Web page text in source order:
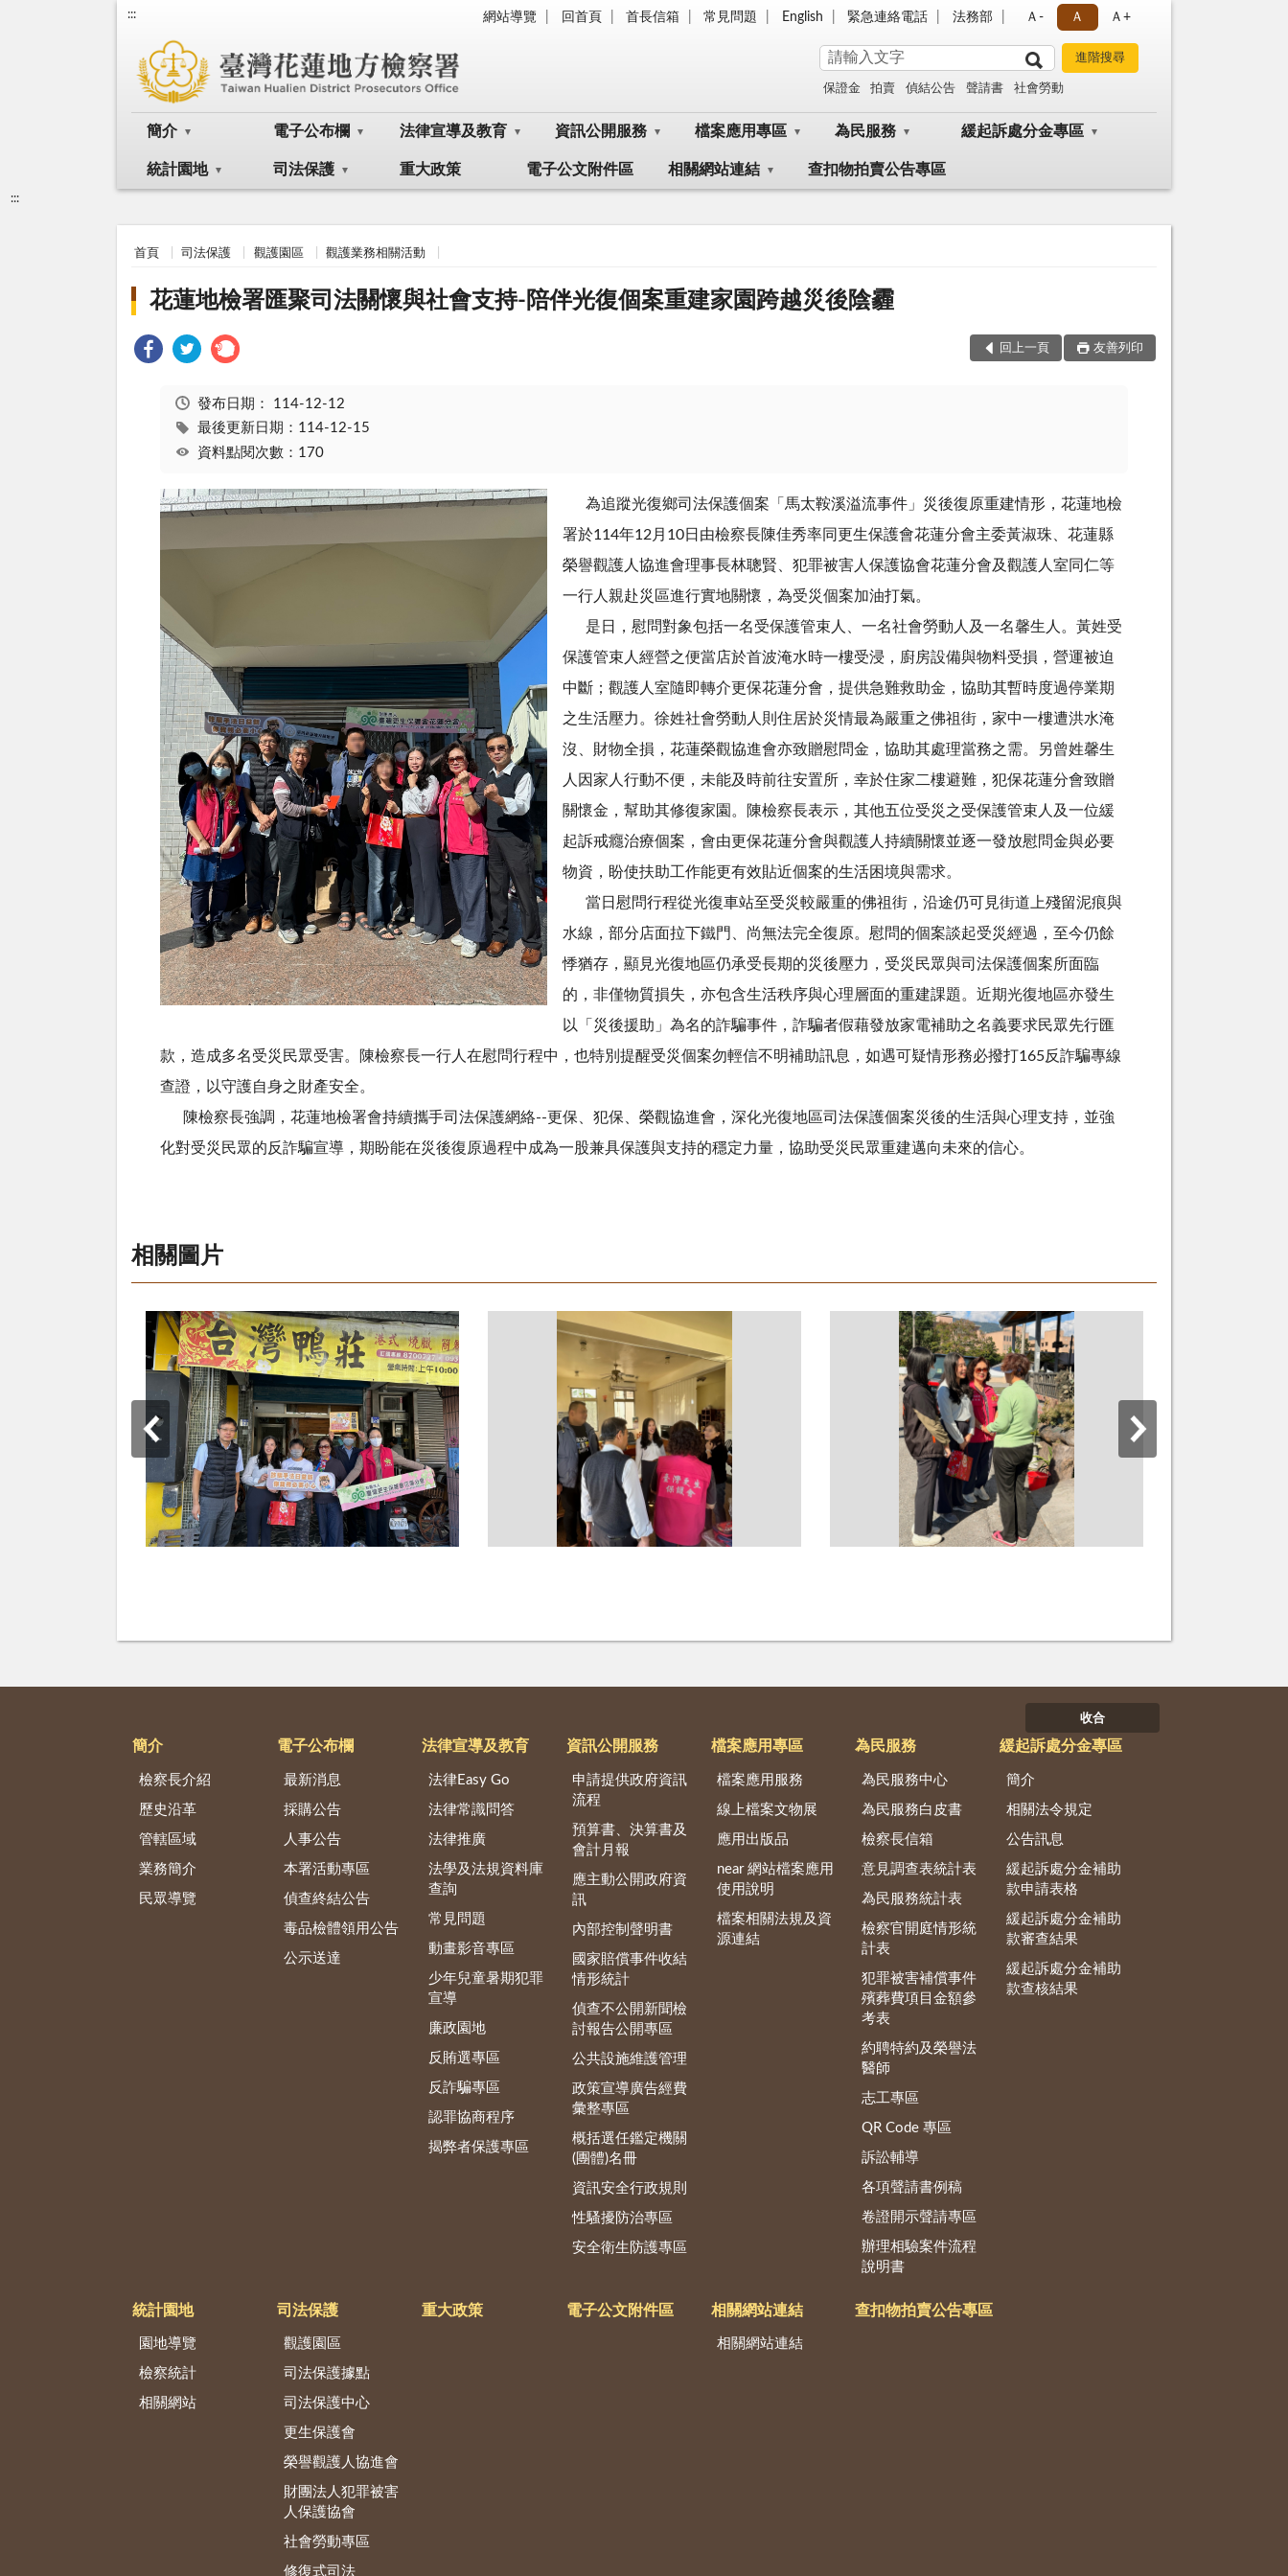
::: 網站導覽 回首頁 首長信箱 常見問題 English 緊急連絡電話 法務部 Ａ- Ａ Ａ+
保證金 拍賣 偵結公告 聲請書 社會勞動
簡介 電子公布欄 法律宣導及教育 資訊公開服務 檔案應用專區 為民服務 緩起訴處分金專區
統計園地 司法保護 重大政策 電子公文附件區 相關網站連結 查扣物拍賣公告專區
:::
首頁 司法保護 觀護園區 觀護業務相關活動
花蓮地檢署匯聚司法關懷與社會支持-陪伴光復個案重建家園跨越災後陰霾
回上一頁 友善列印
發布日期： 114-12-12
最後更新日期：114-12-15
資料點閱次數：170
為追蹤光復鄉司法保護個案「馬太鞍溪溢流事件」災後復原重建情形，花蓮地檢
署於114年12月10日由檢察長陳佳秀率同更生保護會花蓮分會主委黃淑珠、花蓮縣
榮譽觀護人協進會理事長林聰賢、犯罪被害人保護協會花蓮分會及觀護人室同仁等
一行人親赴災區進行實地關懷，為受災個案加油打氣。
是日，慰問對象包括一名受保護管束人、一名社會勞動人及一名馨生人。黃姓受
保護管束人經營之便當店於首波淹水時一樓受浸，廚房設備與物料受損，營運被迫
中斷；觀護人室隨即轉介更保花蓮分會，提供急難救助金，協助其暫時度過停業期
之生活壓力。徐姓社會勞動人則住居於災情最為嚴重之佛祖街，家中一樓遭洪水淹
沒、財物全損，花蓮榮觀協進會亦致贈慰問金，協助其處理當務之需。另曾姓馨生
人因家人行動不便，未能及時前往安置所，幸於住家二樓避難，犯保花蓮分會致贈
關懷金，幫助其修復家園。陳檢察長表示，其他五位受災之受保護管束人及一位緩
起訴戒癮治療個案，會由更保花蓮分會與觀護人持續關懷並逐一發放慰問金與必要
物資，盼使扶助工作能更有效貼近個案的生活困境與需求。
當日慰問行程從光復車站至受災較嚴重的佛祖街，沿途仍可見街道上殘留泥痕與
水線，部分店面拉下鐵門、尚無法完全復原。慰問的個案談起受災經過，至今仍餘
悸猶存，顯見光復地區仍承受長期的災後壓力，受災民眾與司法保護個案所面臨
的，非僅物質損失，亦包含生活秩序與心理層面的重建課題。近期光復地區亦發生
以「災後援助」為名的詐騙事件，詐騙者假藉發放家電補助之名義要求民眾先行匯
款，造成多名受災民眾受害。陳檢察長一行人在慰問行程中，也特別提醒受災個案勿輕信不明補助訊息，如遇可疑情形務必撥打165反詐騙專線
查證，以守護自身之財產安全。
陳檢察長強調，花蓮地檢署會持續攜手司法保護網絡--更保、犯保、榮觀協進會，深化光復地區司法保護個案災後的生活與心理支持，並強
化對受災民眾的反詐騙宣導，期盼能在災後復原過程中成為一股兼具保護與支持的穩定力量，協助受災民眾重建邁向未來的信心。
相關圖片
收合
簡介
檢察長介紹
歷史沿革
管轄區域
業務簡介
民眾導覽
電子公布欄
最新消息
採購公告
人事公告
本署活動專區
偵查終結公告
毒品檢體領用公告
公示送達
法律宣導及教育
法律Easy Go
法律常識問答
法律推廣
法學及法規資料庫
查詢
常見問題
動畫影音專區
少年兒童暑期犯罪
宣導
廉政園地
反賄選專區
反詐騙專區
認罪協商程序
揭弊者保護專區
資訊公開服務
申請提供政府資訊
流程
預算書、決算書及
會計月報
應主動公開政府資
訊
內部控制聲明書
國家賠償事件收結
情形統計
偵查不公開新聞檢
討報告公開專區
公共設施維護管理
政策宣導廣告經費
彙整專區
概括選任鑑定機關
(團體)名冊
資訊安全行政規則
性騷擾防治專區
安全衛生防護專區
檔案應用專區
檔案應用服務
線上檔案文物展
應用出版品
near 網站檔案應用
使用說明
檔案相關法規及資
源連結
為民服務
為民服務中心
為民服務白皮書
檢察長信箱
意見調查表統計表
為民服務統計表
檢察官開庭情形統
計表
犯罪被害補償事件
殯葬費項目金額參
考表
約聘特約及榮譽法
醫師
志工專區
QR Code 專區
訴訟輔導
各項聲請書例稿
卷證開示聲請專區
辦理相驗案件流程
說明書
緩起訴處分金專區
簡介
相關法令規定
公告訊息
緩起訴處分金補助
款申請表格
緩起訴處分金補助
款審查結果
緩起訴處分金補助
款查核結果
統計園地
園地導覽
檢察統計
相關網站
司法保護
觀護園區
司法保護據點
司法保護中心
更生保護會
榮譽觀護人協進會
財團法人犯罪被害
人保護協會
社會勞動專區
修復式司法
重大政策 電子公文附件區 相關網站連結
相關網站連結
查扣物拍賣公告專區